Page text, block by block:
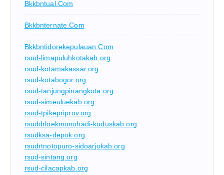
Bkkbntual.com
Bkkbnternate.com
Bkkbntidorekepulauan.com
rsud-limapuluhkotakab.org
rsud-kotamakassar.org
rsud-kotabogor.org
rsud-tanjungpinangkota.org
rsud-simeuluekab.org
rsud-tpikepriprov.org
rsuddrloekmonohadi-kuduskab.org
rsudksa-depok.org
rsudrtnotopuro-sidoarjokab.org
rsud-sintang.org
rsud-cilacapkab.org